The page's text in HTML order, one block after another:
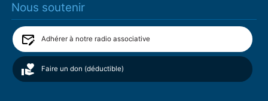
Nous soutenir
Adhérer à notre radio associative
Faire un don (déductible)